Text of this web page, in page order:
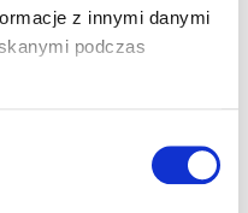
z innymi danymi
podczas